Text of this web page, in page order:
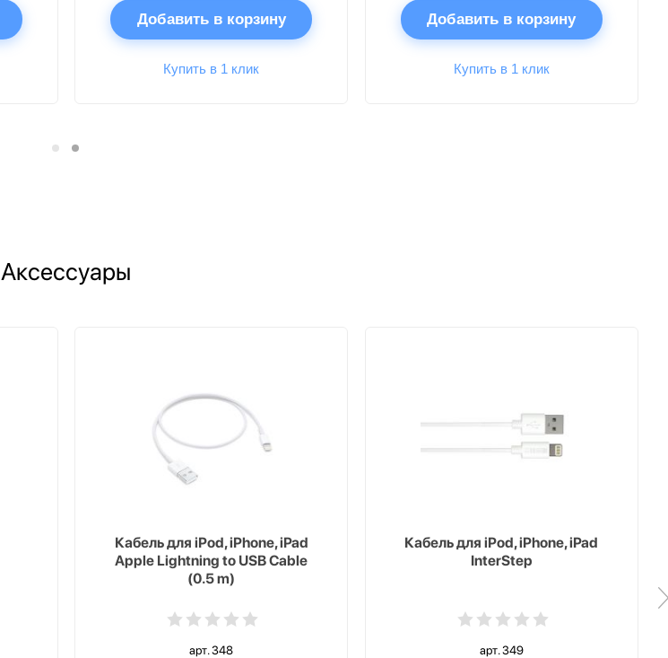
Добавить в корзину
Купить в 1 клик
Добавить в корзину
Купить в 1 клик
Аксессуары
Кабель для iPod, iPhone, iPad
Apple Lightning to USB Cable
(0.5 m)
арт. 348
Кабель для iPod, iPhone, iPad
InterStep
арт. 349